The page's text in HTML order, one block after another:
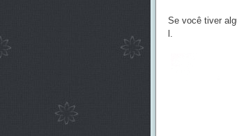
Se você tiver
l.